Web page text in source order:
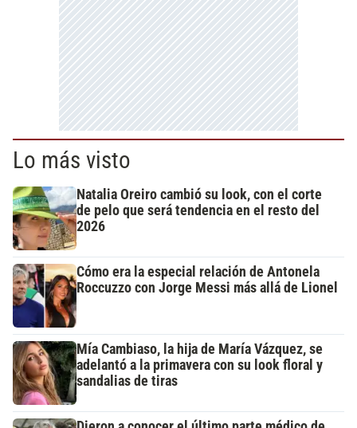
Lo más visto
Natalia Oreiro cambió su look, con el corte
de pelo que será tendencia en el resto del
2026
Cómo era la especial relación de Antonela
Roccuzzo con Jorge Messi más allá de Lionel
Mía Cambiaso, la hija de María Vázquez, se
adelantó a la primavera con su look floral y
sandalias de tiras